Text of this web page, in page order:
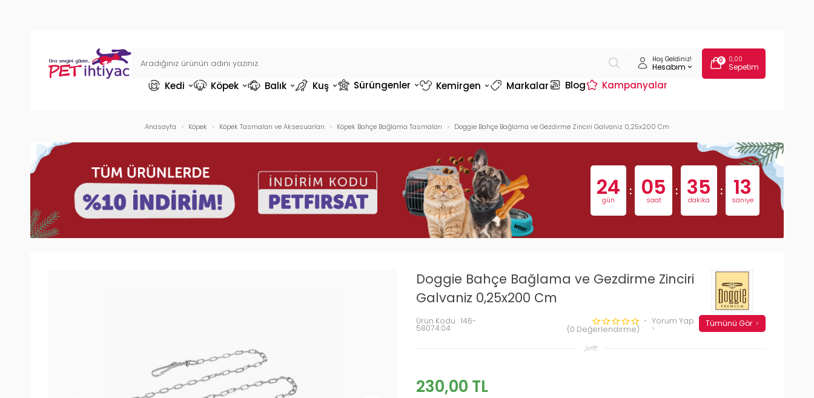
Hoş Geldiniz!
Hesabım
0 0,00
Sepetim
Kedi Köpek Balık Kuş Sürüngenler Kemirgen Markalar Blog Kampanyalar
Anasayfa Köpek Köpek Tasmaları ve Aksesuarları Köpek Bahçe Bağlama Tasmaları Doggie Bahçe Bağlama ve Gezdirme Zinciri Galvaniz 0,25x200 Cm
24
gün
: 05
saat
: 35
dakika
: 12
saniye
Doggie Bahçe Bağlama ve Gezdirme Zinciri
Galvaniz 0,25x200 Cm
Ürün Kodu : 146-
58074.04 (0 Değerlendirme)
Yorum Yap Tümünü Gör
230,00 TL